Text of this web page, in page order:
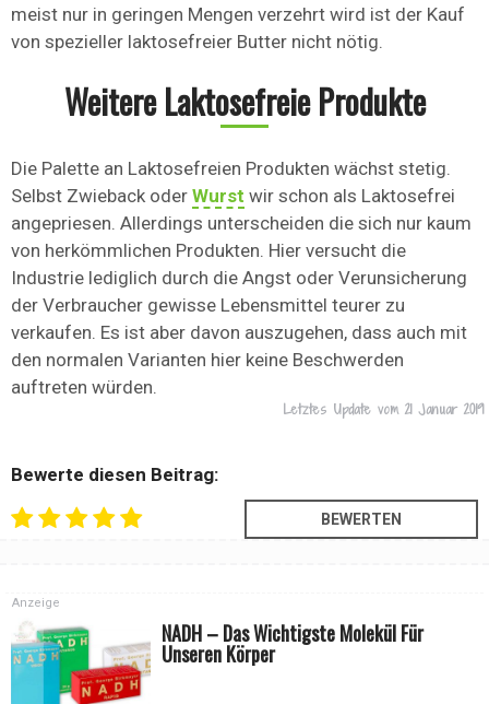
meist nur in geringen Mengen verzehrt wird ist der Kauf
von spezieller laktosefreier Butter nicht nötig.
Weitere Laktosefreie Produkte
Die Palette an Laktosefreien Produkten wächst stetig.
Selbst Zwieback oder Wurst wir schon als Laktosefrei
angepriesen. Allerdings unterscheiden die sich nur kaum
von herkömmlichen Produkten. Hier versucht die
Industrie lediglich durch die Angst oder Verunsicherung
der Verbraucher gewisse Lebensmittel teurer zu
verkaufen. Es ist aber davon auszugehen, dass auch mit
den normalen Varianten hier keine Beschwerden
auftreten würden.
Letztes Update vom 21 Januar 2019
Bewerte diesen Beitrag:
NADH – Das Wichtigste Molekül Für
Unseren Körper
Anzeige